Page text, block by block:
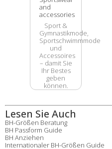
Sport &
Gymnastikmode,
Sportschwimmmode
und
Accessoires
– damit Sie
Ihr Bestes
geben
können.
Lesen Sie Auch
BH-Größen Beratung
BH Passform Guide
BH Anziehen
Internationaler BH-Größen Guide